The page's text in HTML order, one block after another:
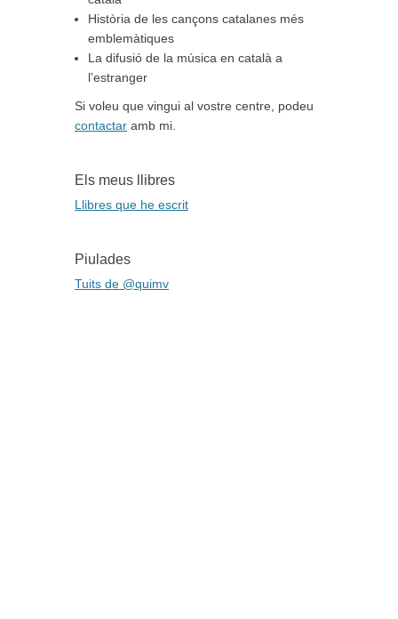
Història de les cançons catalanes més
emblemàtiques
La difusió de la música en català a
l’estranger
Si voleu que vingui al vostre centre, podeu
contactar amb mi.
Els meus llibres
Llibres que he escrit
Piulades
Tuits de @quimv